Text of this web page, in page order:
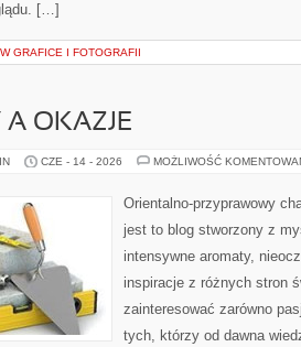
[…]
GRAFICE I FOTOGRAFII
A OKAZJE
CZE - 14 - 2026 MOŻLIWOŚĆ
Orientalno-przyprawowy
jest to blog stworzony z
intensywne aromaty,
inspiracje z różnych stron
zainteresować zarówno
tych, którzy od dawna